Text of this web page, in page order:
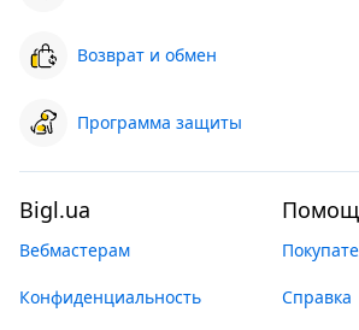
Возврат и обмен
Программа защиты
Bigl.ua
Вебмастерам
Конфиденциальность Справка